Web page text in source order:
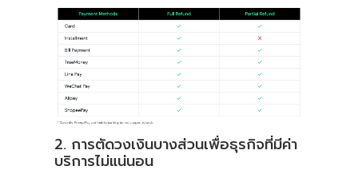
2. การตัดวงเงินบางส่วนเพื่อธุรกิจที่มีค่า
บริการไม่แน่นอน